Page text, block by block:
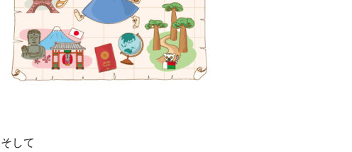
そして